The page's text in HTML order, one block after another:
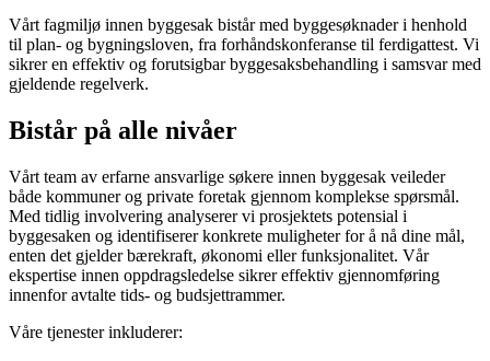
Vårt fagmiljø innen byggesak bistår med byggesøknader i henhold
til plan- og bygningsloven, fra forhåndskonferanse til ferdigattest. Vi
sikrer en effektiv og forutsigbar byggesaksbehandling i samsvar med
gjeldende regelverk.
Bistår på alle nivåer
Vårt team av erfarne ansvarlige søkere innen byggesak veileder
både kommuner og private foretak gjennom komplekse spørsmål.
Med tidlig involvering analyserer vi prosjektets potensial i
byggesaken og identifiserer konkrete muligheter for å nå dine mål,
enten det gjelder bærekraft, økonomi eller funksjonalitet. Vår
ekspertise innen oppdragsledelse sikrer effektiv gjennomføring
innenfor avtalte tids- og budsjettrammer.
Våre tjenester inkluderer: